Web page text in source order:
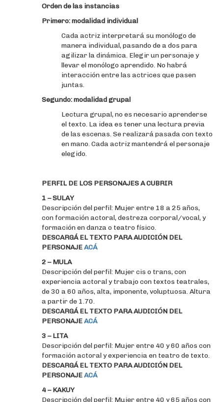
Orden de las instancias
Primero: modalidad individual
Cada actriz interpretará su monólogo de
manera individual, pasando de a dos para
agilizar la dinámica. Elegir un personaje y
llevar el monólogo aprendido. No habrá
interacción entre las actrices que pasen
juntas.
Segundo: modalidad grupal
Lectura grupal, no es necesario aprenderse
el texto. La idea es tener una lectura previa
de las escenas. Se realizará pasada con texto
en mano. Cada actriz mantendrá el personaje
elegido.
PERFIL DE LOS PERSONAJES A CUBRIR
1 – SULAY
Descripción del perfil: Mujer entre 18 a 25 años,
con formación actoral, destreza corporal/vocal, y
formación en danza o teatro físico.
DESCARGÁ EL TEXTO PARA AUDICIÓN DEL
PERSONAJEACÁ
2 – MULA
Descripción del perfil: Mujer cis o trans, con
experiencia actoral y trabajo con textos teatrales,
de 30 a 60 años, alta, imponente, voluptuosa. Altura
a partir de 1.70.
DESCARGÁ EL TEXTO PARA AUDICIÓN DEL
PERSONAJEACÁ
3 – LITA
Descripción del perfil: Mujer entre 40 y 60 años con
formación actoral y experiencia en teatro de texto.
DESCARGÁ EL TEXTO PARA AUDICIÓN DEL
PERSONAJEACÁ
4 – KAKUY
Descripción del perfil: Mujer entre 40 y 65 años con